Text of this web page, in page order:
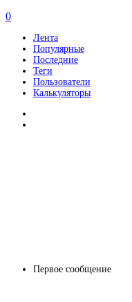
Первое сообщение
0
Лента
Популярные
Последние
Теги
Пользователи
Калькуляторы